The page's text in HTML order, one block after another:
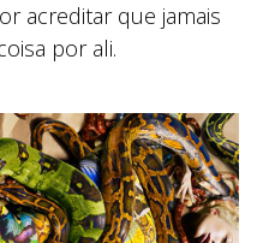
acreditar que jamais
por ali.